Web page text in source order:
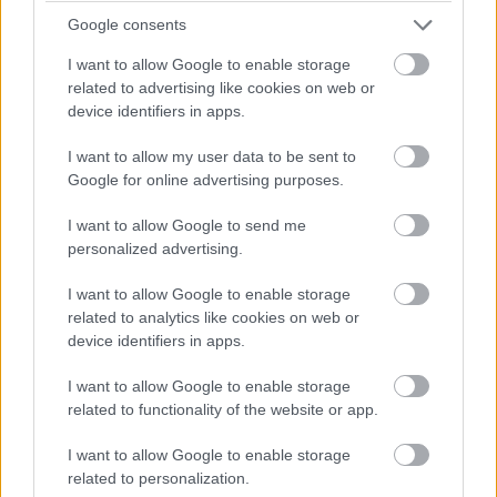
Google consents
I want to allow Google to enable storage
related to advertising like cookies on web or
device identifiers in apps.
I want to allow my user data to be sent to
Google for online advertising purposes.
I want to allow Google to send me
personalized advertising.
I want to allow Google to enable storage
related to analytics like cookies on web or
device identifiers in apps.
I want to allow Google to enable storage
related to functionality of the website or app.
I want to allow Google to enable storage
related to personalization.
balatoni kardioösvény (X)
Balatonalmádiban.
#tipp #dropbox #felhő
#biztonság
#szoftver
Ezért nem lesz idén iPad Pro
Harangi László | 2014 október 27. 08:03